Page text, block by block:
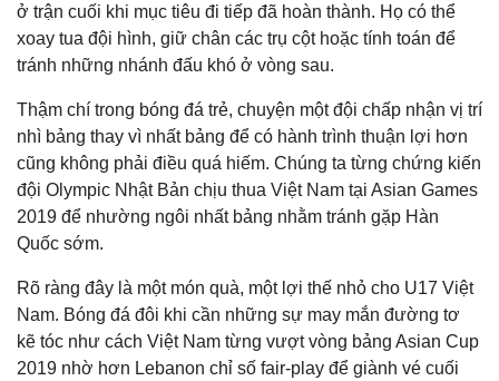
ở trận cuối khi mục tiêu đi tiếp đã hoàn thành. Họ có thể
xoay tua đội hình, giữ chân các trụ cột hoặc tính toán để
tránh những nhánh đấu khó ở vòng sau.
Thậm chí trong bóng đá trẻ, chuyện một đội chấp nhận vị trí
nhì bảng thay vì nhất bảng để có hành trình thuận lợi hơn
cũng không phải điều quá hiếm. Chúng ta từng chứng kiến
đội Olympic Nhật Bản chịu thua Việt Nam tại Asian Games
2019 để nhường ngôi nhất bảng nhằm tránh gặp Hàn
Quốc sớm.
Rõ ràng đây là một món quà, một lợi thế nhỏ cho U17 Việt
Nam. Bóng đá đôi khi cần những sự may mắn đường tơ
kẽ tóc như cách Việt Nam từng vượt vòng bảng Asian Cup
2019 nhờ hơn Lebanon chỉ số fair-play để giành vé cuối